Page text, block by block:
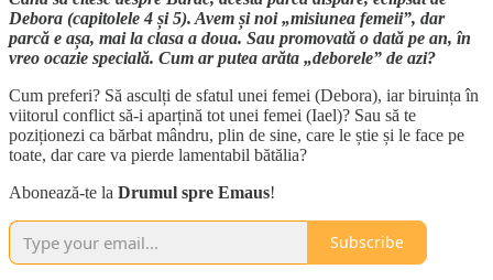
Debora (capitolele 4 și 5). Avem și noi „misiunea femeii”, dar
parcă e așa, mai la clasa a doua. Sau promovată o dată pe an, în
vreo ocazie specială. Cum ar putea arăta „deborele” de azi?
Cum preferi? Să asculți de sfatul unei femei (Debora), iar biruința în
viitorul conflict să-i aparțină tot unei femei (Iael)? Sau să te
poziționezi ca bărbat mândru, plin de sine, care le știe și le face pe
toate, dar care va pierde lamentabil bătălia?
Abonează-te la Drumul spre Emaus!
Subscribe